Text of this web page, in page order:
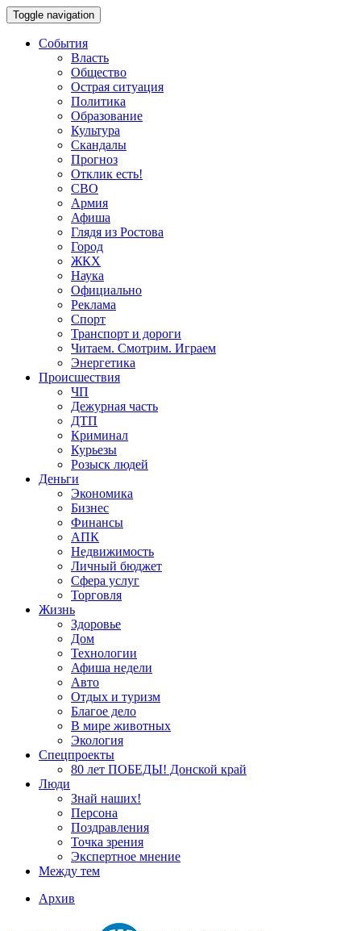
Toggle navigation
События
Власть
Общество
Острая ситуация
Политика
Образование
Культура
Скандалы
Прогноз
Отклик есть!
СВО
Армия
Афиша
Глядя из Ростова
Город
ЖКХ
Наука
Официально
Реклама
Спорт
Транспорт и дороги
Читаем. Смотрим. Играем
Энергетика
Происшествия
ЧП
Дежурная часть
ДТП
Криминал
Курьезы
Розыск людей
Деньги
Экономика
Бизнес
Финансы
АПК
Недвижимость
Личный бюджет
Сфера услуг
Торговля
Жизнь
Здоровье
Дом
Технологии
Афиша недели
Авто
Отдых и туризм
Благое дело
В мире животных
Экология
Спецпроекты
80 лет ПОБЕДЫ! Донской край
Люди
Знай наших!
Персона
Поздравления
Точка зрения
Экспертное мнение
Между тем
Архив